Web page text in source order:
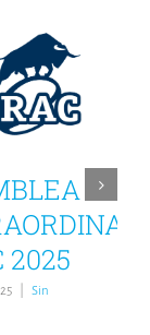
2025
Sin